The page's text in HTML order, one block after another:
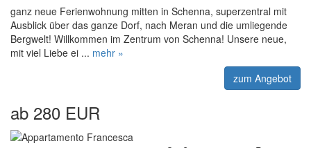
ganz neue Ferienwohnung mitten in Schenna, superzentral mit
Ausblick über das ganze Dorf, nach Meran und die umliegende
Bergwelt! Willkommen im Zentrum von Schenna! Unsere neue,
mit viel Liebe ei ... mehr »
zum Angebot
ab 280 EUR